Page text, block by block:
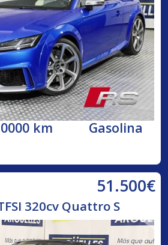
km Gasolina
51.500€
320cv Quattro S